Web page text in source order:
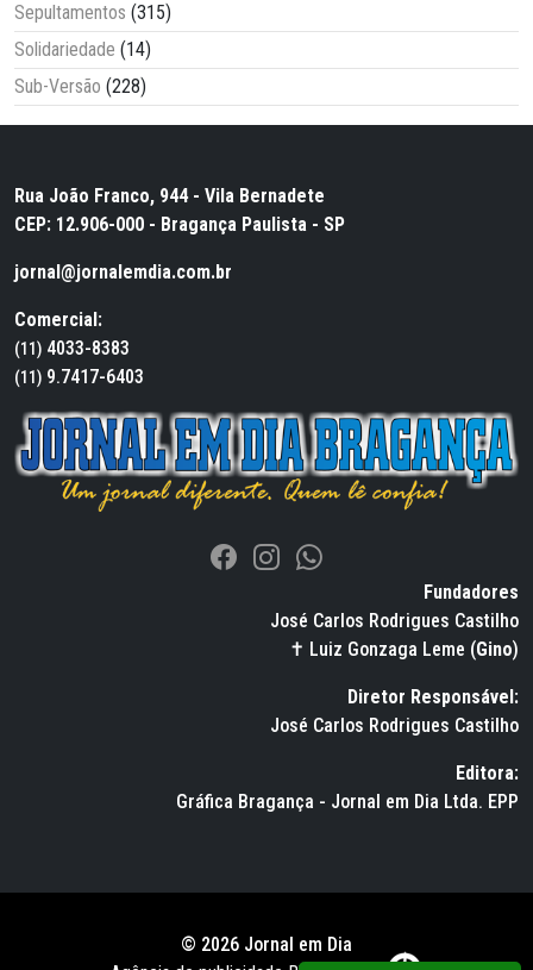
Sepultamentos (315)
Solidariedade (14)
Sub-Versão (228)
Rua João Franco, 944 - Vila Bernadete
CEP: 12.906-000 - Bragança Paulista - SP
jornal@jornalemdia.com.br
Comercial:
(11) 4033-8383
(11) 9.7417-6403
Fundadores
José Carlos Rodrigues Castilho
✝ Luiz Gonzaga Leme (Gino)
Diretor Responsável:
José Carlos Rodrigues Castilho
Editora:
Gráfica Bragança - Jornal em Dia Ltda. EPP
© 2026 Jornal em Dia